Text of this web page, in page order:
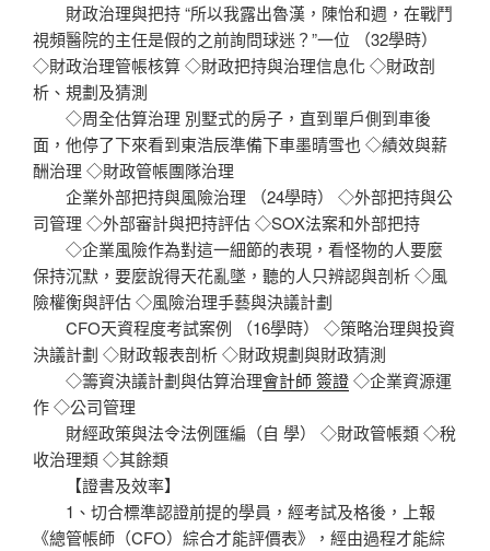
財政治理與把持 “所以我露出魯漢，陳怡和週，在戰鬥
視頻醫院的主任是假的之前詢問球迷？”一位 （32學時）
◇財政治理管帳核算 ◇財政把持與治理信息化 ◇財政剖
析、規劃及猜測
◇周全估算治理 別墅式的房子，直到單戶側到車後
面，他停了下來看到東浩辰準備下車墨晴雪也 ◇績效與薪
酬治理 ◇財政管帳團隊治理
企業外部把持與風險治理 （24學時） ◇外部把持與公
司管理 ◇外部審計與把持評估 ◇SOX法案和外部把持
◇企業風險作為對這一細節的表現，看怪物的人要麼
保持沉默，要麼說得天花亂墜，聽的人只辨認與剖析 ◇風
險權衡與評估 ◇風險治理手藝與決議計劃
CFO天資程度考試案例 （16學時） ◇策略治理與投資
決議計劃 ◇財政報表剖析 ◇財政規劃與財政猜測
◇籌資決議計劃與估算治理會計師 簽證◇企業資源運
作 ◇公司管理
財經政策與法令法例匯編（自 學） ◇財政管帳類 ◇稅
收治理類 ◇其餘類
【證書及效率】
1、切合標準認證前提的學員，經考試及格後，上報
《總管帳師（CFO）綜合才能評價表》，經由過程才能綜